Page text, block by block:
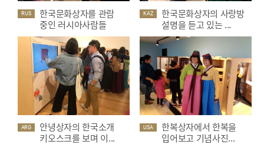
RUS
한국문화상자를 관람
중인 러시아사람들
KAZ
한국문화상자의 사랑방
설명을 듣고 있는 ...
ARG
안녕상자의 한국소개
키오스크를 보며 이...
USA
한복상자에서 한복을
입어보고 기념사진...